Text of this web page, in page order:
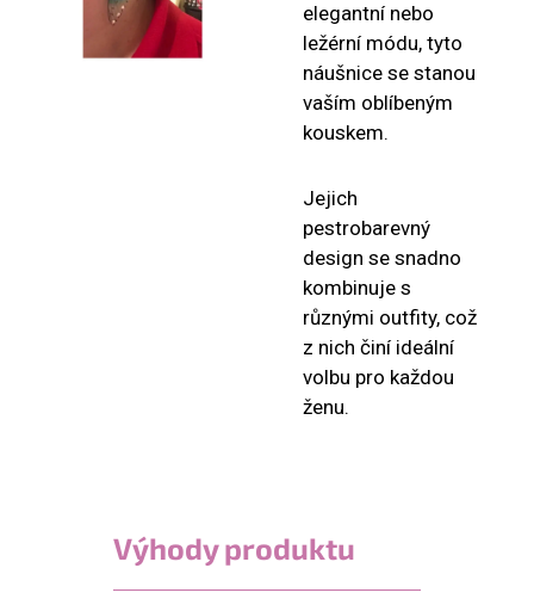
elegantní nebo
ležérní módu, tyto
náušnice se stanou
vaším oblíbeným
kouskem.
Jejich
pestrobarevný
design se snadno
kombinuje s
různými outfity, což
z nich činí ideální
volbu pro každou
ženu.
Výhody produktu